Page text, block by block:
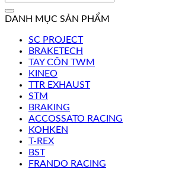
DANH MỤC SẢN PHẨM
SC PROJECT
BRAKETECH
TAY CÔN TWM
KINEO
TTR EXHAUST
STM
BRAKING
ACCOSSATO RACING
KOHKEN
T-REX
BST
FRANDO RACING